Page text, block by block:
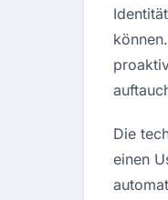
Die
einen